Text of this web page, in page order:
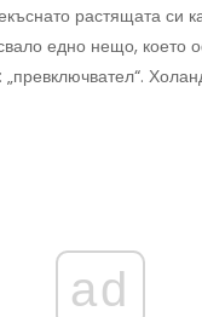
растящата си
едно нещо, което
ad